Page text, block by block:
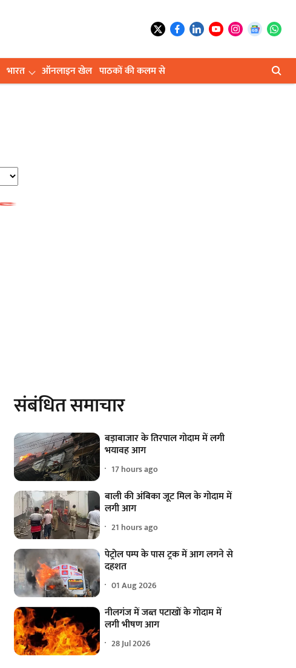
भारत ऑनलाइन खेल पाठकों की कलम से
संबंधित समाचार
बड़ाबाजार के तिरपाल गोदाम में लगी
भयावह आग
17 hours ago
बाली की अंबिका जूट मिल के गोदाम में
लगी आग
21 hours ago
पेट्रोल पम्प के पास ट्रक में आग लगने से
दहशत
01 Aug 2026
नीलगंज में जब्त पटाखों के गोदाम में
लगी भीषण आग
28 Jul 2026